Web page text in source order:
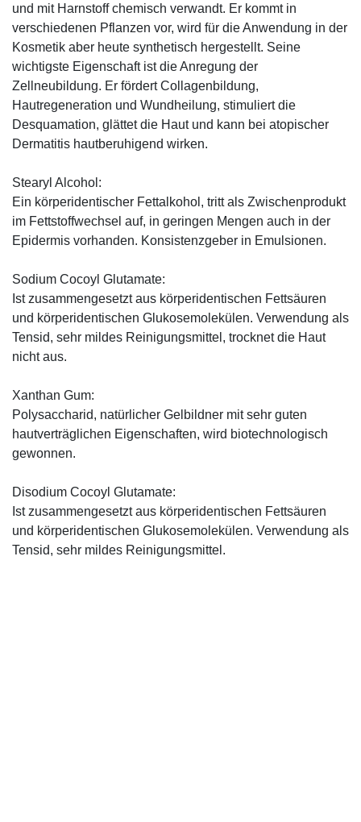
und mit Harnstoff chemisch verwandt. Er kommt in
verschiedenen Pflanzen vor, wird für die Anwendung in der
Kosmetik aber heute synthetisch hergestellt. Seine
wichtigste Eigenschaft ist die Anregung der
Zellneubildung. Er fördert Collagenbildung,
Hautregeneration und Wundheilung, stimuliert die
Desquamation, glättet die Haut und kann bei atopischer
Dermatitis hautberuhigend wirken.
Stearyl Alcohol:
Ein körperidentischer Fettalkohol, tritt als Zwischenprodukt
im Fettstoffwechsel auf, in geringen Mengen auch in der
Epidermis vorhanden. Konsistenzgeber in Emulsionen.
Sodium Cocoyl Glutamate:
Ist zusammengesetzt aus körperidentischen Fettsäuren
und körperidentischen Glu­kosemolekülen. Verwendung als
Tensid, sehr mildes Reinigungsmittel, trocknet die Haut
nicht aus.
Xanthan Gum:
Polysaccharid, natürlicher Gelbildner mit sehr guten
hautverträglichen Eigenschaften, wird biotechnologisch
gewonnen.
Disodium Cocoyl Glutamate:
Ist zusammengesetzt aus körperidentischen Fettsäuren
und körperidentischen Glukosemolekülen. Verwendung als
Tensid, sehr mildes Reinigungsmittel.